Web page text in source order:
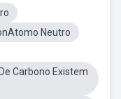
Neutro
Carbono Existem